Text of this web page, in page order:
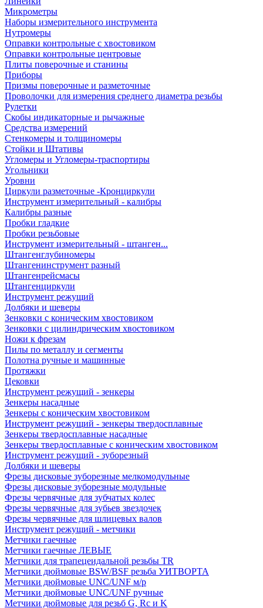
Микрометры
Наборы измерительного инструмента
Нутромеры
Оправки контрольные с хвостовиком
Оправки контрольные центровые
Плиты поверочные и станины
Приборы
Призмы поверочные и разметочные
Проволочки для измерения среднего диаметра резьбы
Рулетки
Скобы индикаторные и рычажные
Средства измерений
Стенкомеры и толщиномеры
Стойки и Штативы
Угломеры и Угломеры-траспортиры
Угольники
Уровни
Циркули разметочные -Кронциркули
Инструмент измерительный - калибры
Калибры разные
Пробки гладкие
Пробки резьбовые
Инструмент измерительный - штанген...
Штангенглубиномеры
Штангенинструмент разный
Штангенрейсмасы
Штангенциркули
Инструмент режущий
Долбяки и шеверы
Зенковки с коническим хвостовиком
Зенковки с цилиндрическим хвостовиком
Ножи к фрезам
Пилы по металлу и сегменты
Полотна ручные и машинные
Протяжки
Цековки
Инструмент режущий - зенкеры
Зенкеры насадные
Зенкеры с коническим хвостовиком
Инструмент режущий - зенкеры твердосплавные
Зенкеры твердосплавные насадные
Зенкеры твердосплавные с коническим хвостовиком
Инструмент режущий - зуборезный
Долбяки и шеверы
Фрезы дисковые зуборезные мелкомодульные
Фрезы дисковые зуборезные модульные
Фрезы червячные для зубчатых колес
Фрезы червячные для зубьев звездочек
Фрезы червячные для шлицевых валов
Инструмент режущий - метчики
Метчики гаечные
Метчики гаечные ЛЕВЫЕ
Метчики для трапецеидальной резьбы TR
Метчики дюймовые BSW/BSF резьба УИТВОРТА
Метчики дюймовые UNC/UNF м/р
Метчики дюймовые UNC/UNF ручные
Метчики дюймовые для резьб G, Rc и K